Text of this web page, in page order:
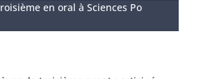
en oral à Sciences Po